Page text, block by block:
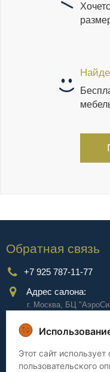
Обратная связь
+7 925 787-11-77
Адрес салона:
г. Москва, БЦ
Куркинское ш., стр.2,
этаж
Сервис
Доставка
Этот сайт
пользовательского